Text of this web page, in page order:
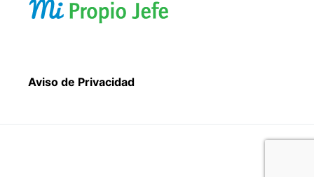
Aviso de Privacidad